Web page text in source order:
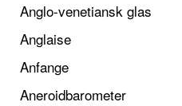
Anglo-venetiansk glas
Anglaise
Anfange
Aneroidbarometer